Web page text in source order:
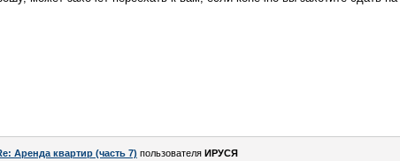
Аренда квартир (часть 7) пользователя ИРУСЯ